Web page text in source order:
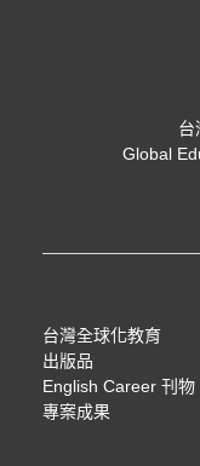
台
Global
台灣全球化教育
出版品
English Career 刊物
專案成果